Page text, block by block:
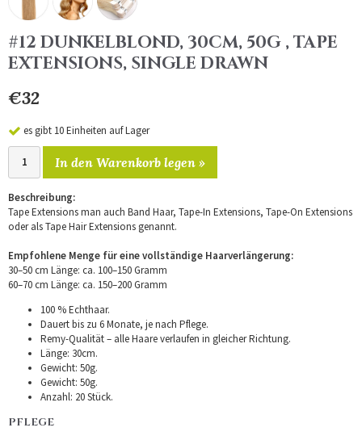
#12 DUNKELBLOND, 30CM, 50G , TAPE
EXTENSIONS, SINGLE DRAWN
€32
es gibt 10 Einheiten auf Lager
In den Warenkorb legen »
Beschreibung:
Tape Extensions man auch Band Haar, Tape-In Extensions, Tape-On Extensions
oder als Tape Hair Extensions genannt.
Empfohlene Menge für eine vollständige Haarverlängerung:
30–50 cm Länge: ca. 100–150 Gramm
60–70 cm Länge: ca. 150–200 Gramm
100 % Echthaar.
Dauert bis zu 6 Monate, je nach Pflege.
Remy-Qualität – alle Haare verlaufen in gleicher Richtung.
Länge: 30cm.
Gewicht: 50g.
Gewicht: 50g.
Anzahl: 20 Stück.
PFLEGE